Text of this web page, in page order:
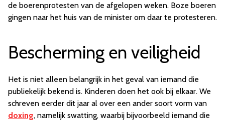
de boerenprotesten van de afgelopen weken. Boze boeren
gingen naar het huis van de minister om daar te protesteren.
Bescherming en veiligheid
Het is niet alleen belangrijk in het geval van iemand die
publiekelijk bekend is. Kinderen doen het ook bij elkaar. We
schreven eerder dit jaar al over een ander soort vorm van
doxing, namelijk swatting, waarbij bijvoorbeeld iemand die